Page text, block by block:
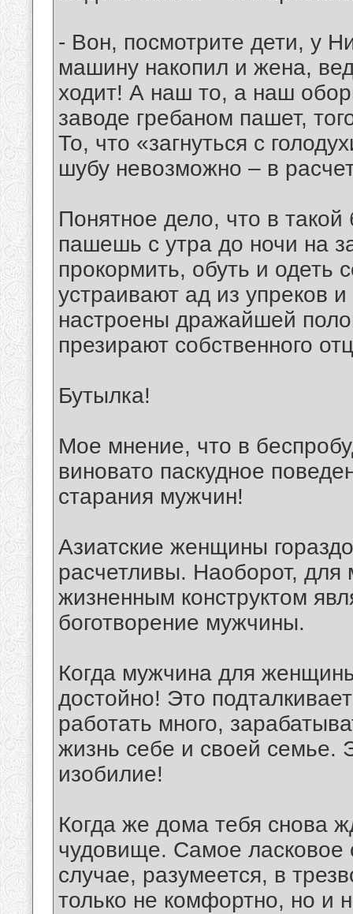
- Вон, посмотрите дети, у
машину накопил и жена,
ходит! А наш то, а наш
заводе гребаном пашет,
То, что «загнуться с
шубу невозможно – в
Понятное дело, что в
пашешь с утра до ночи на
прокормить, обуть и
устраивают ад из упреков
настроены дражайшей
презирают собственного
Бутылка!
Мое мнение, что в
виновато паскудное
старания мужчин!
Азиатские женщины
расчетливы. Наоборот, для
жизненным конструктом
боготворение мужчины.
Когда мужчина для
достойно! Это
работать много,
жизнь себе и своей семье.
изобилие!
Когда же дома тебя снова
чудовище. Самое ласковое
случае, разумеется, в
только не комфортно, но и